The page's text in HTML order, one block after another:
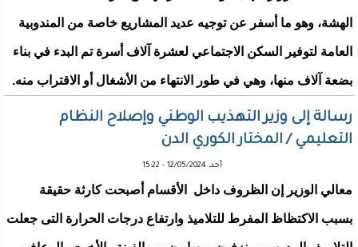
الهشة، وهو ما أسفر عن توجيه عديد المشاريع خاصة من المندوبية
العامة لتوفير السكن الاجتماعي لعشرة آلاف أسرة تم البدء في بناء
بضعة آلاف منها، وهي في طور الانتهاء من الأشغال أو الاقتراب منه.
رسالة إلى وزير التهذيب الوطني وإصلاح النظام
التعليمي / المختار الكوري الدن
أحد, 12/05/2024 - 15:22
معالي الوزير إن الظروف داخل الأقسام أصبحت كارثة حقيقة
بسبب الاكتظاظ المفرط للتلاميذ وارتفاع درجات الحرارة التى جعلت